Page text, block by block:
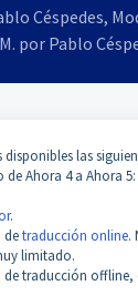
Céspedes,
por Pablo
las
Ahora 4 a Ahora 5:
.
detraducción online.
limitado.
de traducción offline,